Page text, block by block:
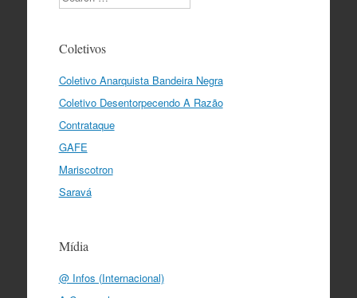
Coletivos
Coletivo Anarquista Bandeira Negra
Coletivo Desentorpecendo A Razão
Contrataque
GAFE
Mariscotron
Saravá
Mídia
@ Infos (Internacional)